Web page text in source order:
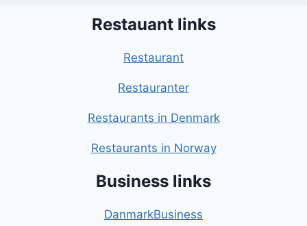
Restauant links
Restaurant
Restauranter
Restaurants in Denmark
Restaurants in Norway
Business links
DanmarkBusiness